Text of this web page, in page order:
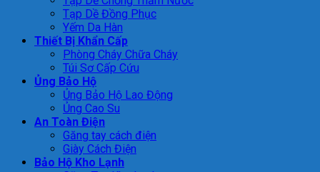
Tạp Dề Đồng Phục
Yếm Da Hàn
Thiết Bị Khẩn Cấp
Phòng Cháy Chữa Cháy
Túi Sơ Cấp Cứu
Ủng Bảo Hộ
Ủng Bảo Hộ Lao Động
Ủng Cao Su
An Toàn Điện
Găng tay cách điện
Giày Cách Điện
Bảo Hộ Kho Lạnh